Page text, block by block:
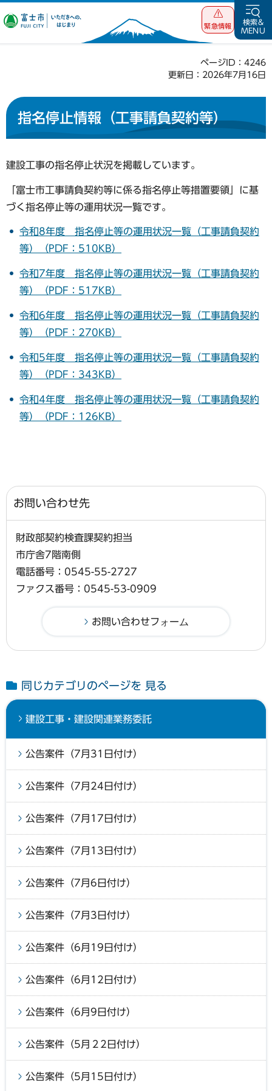
富士市 いただ
緊急情報
検索&
MENU
ページID：4246
更新日：2026年7月16日
指名停止情報（工事請負契約等）
建設工事の指名停止状況を掲載しています。
「富士市工事請負契約等に係る指名停止等措置要領」に基
づく指名停止等の運用状況一覧です。
令和8年度 指名停止等の運用状況一覧（工事請負契約
等）（PDF：510KB）
令和7年度 指名停止等の運用状況一覧（工事請負契約
等）（PDF：517KB）
令和6年度 指名停止等の運用状況一覧（工事請負契約
等）（PDF：270KB）
令和5年度 指名停止等の運用状況一覧（工事請負契約
等）（PDF：343KB）
令和4年度 指名停止等の運用状況一覧（工事請負契約
等）（PDF：126KB）
お問い合わせ先
財政部契約検査課契約担当
市庁舎7階南側
電話番号：0545-55-2727
ファクス番号：0545-53-0909
同じカテゴリのページを 見る
建設工事・建設関連業務委託
公告案件（7月31日付け）
公告案件（7月24日付け）
公告案件（7月17日付け）
公告案件（7月13日付け）
公告案件（7月6日付け）
公告案件（7月3日付け）
公告案件（6月19日付け）
公告案件（6月12日付け）
公告案件（6月9日付け）
公告案件（5月２2日付け）
公告案件（5月15日付け）